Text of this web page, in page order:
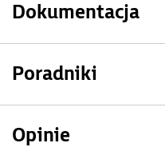
Dokumentacja
Poradniki
Opinie